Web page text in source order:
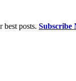
best posts. Subscribe